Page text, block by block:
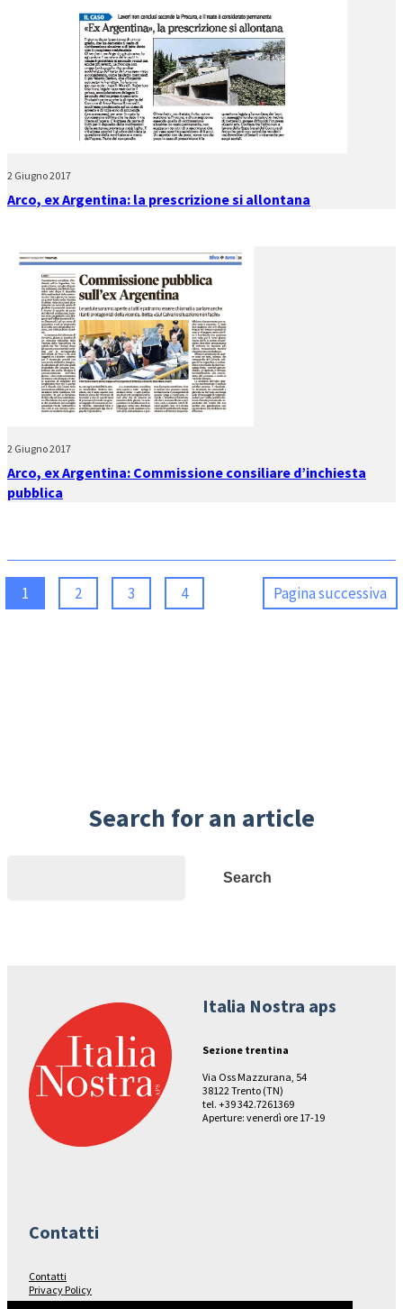
2 Giugno 2017
Arco, ex Argentina: la prescrizione si allontana
2 Giugno 2017
Arco, ex Argentina: Commissione consiliare d’inchiesta
pubblica
1 2 3 4 Pagina successiva
Search for an article
Search
Italia Nostra aps
Sezione trentina
Via Oss Mazzurana, 54
38122 Trento (TN)
tel. +39 342.7261369
Aperture: venerdì ore 17-19
Contatti
Contatti
Privacy Policy